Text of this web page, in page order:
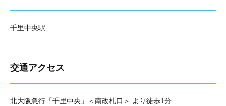
千里中央駅
交通アクセス
北大阪急行「千里中央」＜南改札口＞ より徒歩1分